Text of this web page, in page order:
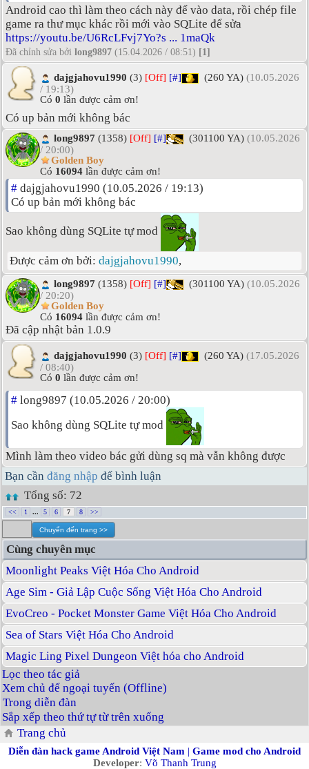
Android cao thì làm theo cách này để vào data, rồi chép file
game ra thư mục khác rồi mới vào SQLite để sửa
https://youtu.be/U6RcLFvj7Yo?s ... 1maQk
Đã chỉnh sửa bởi long9897 (15.04.2026 / 08:51) [1]
dajgjahovu1990 (3) [Off] [#] (260 YA) (10.05.2026
/ 19:13)
Có 0 lần được cảm ơn!
Có up bản mới không bác
long9897 (1358) [Off] [#] (301100 YA) (10.05.2026
/ 20:00)
Golden Boy
Có 16094 lần được cảm ơn!
# dajgjahovu1990 (10.05.2026 / 19:13)
Có up bản mới không bác
Sao không dùng SQLite tự mod
Được cảm ơn bởi: dajgjahovu1990,
long9897 (1358) [Off] [#] (301100 YA) (10.05.2026
/ 20:20)
Golden Boy
Có 16094 lần được cảm ơn!
Đã cập nhật bản 1.0.9
dajgjahovu1990 (3) [Off] [#] (260 YA) (17.05.2026
/ 08:40)
Có 0 lần được cảm ơn!
# long9897 (10.05.2026 / 20:00)
Sao không dùng SQLite tự mod
Mình làm theo video bác gửi dùng sq mà vẫn không được
Bạn cần đăng nhập để bình luận
Tổng số: 72
<< 1 ... 5 6 7 8 >>
Cùng chuyên mục
Moonlight Peaks Việt Hóa Cho Android
Age Sim - Giả Lập Cuộc Sống Việt Hóa Cho Android
EvoCreo - Pocket Monster Game Việt Hóa Cho Android
Sea of Stars Việt Hóa Cho Android
Magic Ling Pixel Dungeon Việt hóa cho Android
Lọc theo tác giả
Xem chủ để ngoại tuyến (Offline)
Trong diễn đàn
Sắp xếp theo thứ tự từ trên xuống
Trang chủ
Diễn đàn hack game Android Việt Nam | Game mod cho Android
Developer: Võ Thanh Trung